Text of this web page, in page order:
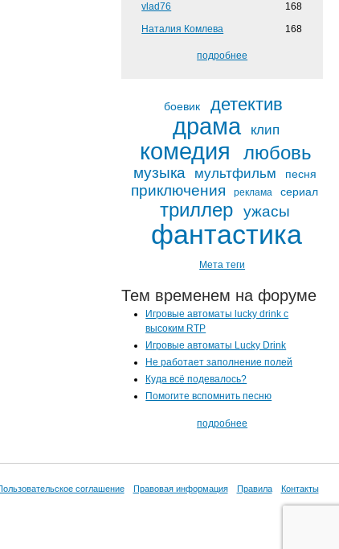
vlad76
168
Наталия Комлева
168
подробнее
боевик детектив
драма клип
комедия любовь
музыка мультфильм песня
приключения реклама сериал
триллер ужасы
фантастика
Мета теги
Тем временем на форуме
Игровые автоматы lucky drink с
высоким RTP
Игровые автоматы Lucky Drink
Не работает заполнение полей
Куда всё подевалось?
Помогите вспомнить песню
подробнее
соглашение Правовая информация Правила Контакты